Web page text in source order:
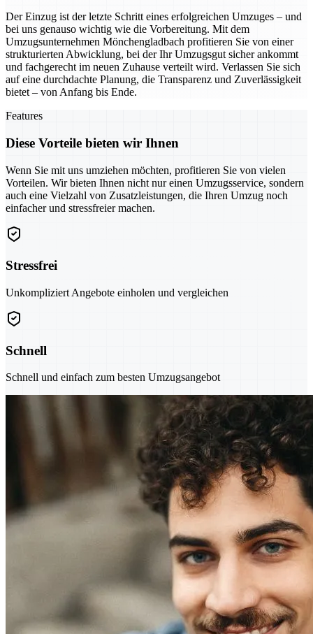
Der Einzug ist der letzte Schritt eines erfolgreichen Umzuges – und
bei uns genauso wichtig wie die Vorbereitung. Mit dem
Umzugsunternehmen Mönchengladbach profitieren Sie von einer
strukturierten Abwicklung, bei der Ihr Umzugsgut sicher ankommt
und fachgerecht im neuen Zuhause verteilt wird. Verlassen Sie sich
auf eine durchdachte Planung, die Transparenz und Zuverlässigkeit
bietet – von Anfang bis Ende.
Features
Diese Vorteile bieten wir Ihnen
Wenn Sie mit uns umziehen möchten, profitieren Sie von vielen
Vorteilen. Wir bieten Ihnen nicht nur einen Umzugsservice, sondern
auch eine Vielzahl von Zusatzleistungen, die Ihren Umzug noch
einfacher und stressfreier machen.
Stressfrei
Unkompliziert Angebote einholen und vergleichen
Schnell
Schnell und einfach zum besten Umzugsangebot